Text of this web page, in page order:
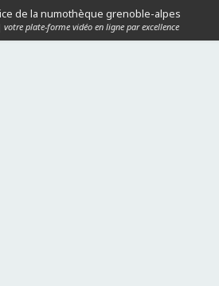
de la numothèque grenoble-alpes
plate-forme vidéo en ligne par excellence